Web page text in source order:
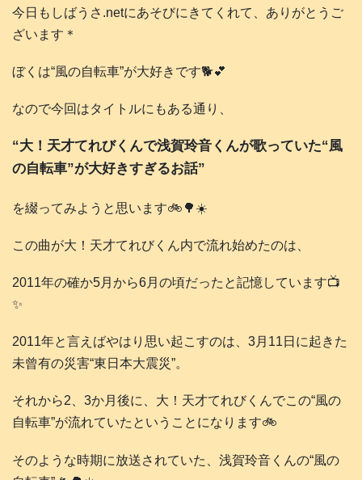
今日もしばうさ.netにあそびにきてくれて、ありがとうご
ざいます＊
ぼくは“風の自転車”が大好きです🐕️💕
なので今回はタイトルにもある通り、
“大！天才てれびくんで浅賀玲音くんが歌っていた“風
の自転車”が大好きすぎるお話”
を綴ってみようと思います🚲️🌳☀️
この曲が大！天才てれびくん内で流れ始めたのは、
2011年の確か5月から6月の頃だったと記憶しています📺️
✨
2011年と言えばやはり思い起こすのは、3月11日に起きた
未曾有の災害“東日本大震災”。
それから2、3か月後に、大！天才てれびくんでこの“風の
自転車”が流れていたということになります🚲️
そのような時期に放送されていた、浅賀玲音くんの“風の